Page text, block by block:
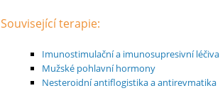
Související terapie:
Imunostimulační a imunosupresivní léčiva
Mužské pohlavní hormony
Nesteroidní antiflogistika a antirevmatika